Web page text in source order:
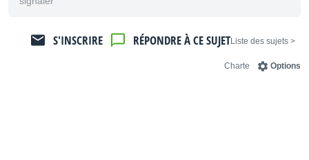
< Liste des sujets
RÉPONDRE À CE SUJET
S'INSCRIRE
Options
Charte